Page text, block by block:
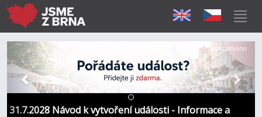
31.7.2028 Návod k vytvoření události - Informace a
Předchozí Další
Sponzorováno